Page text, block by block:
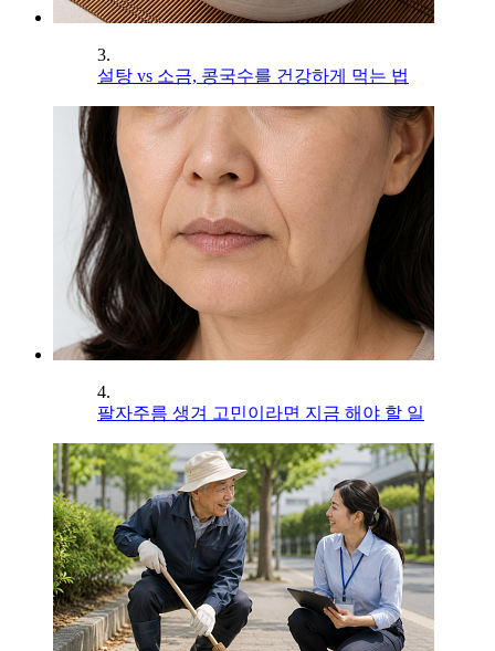
3.
설탕 vs 소금, 콩국수를 건강하게 먹는 법
4.
팔자주름 생겨 고민이라면 지금 해야 할 일